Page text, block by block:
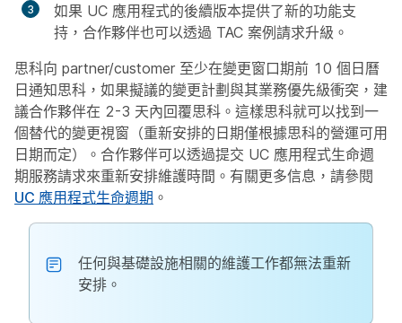
如果 UC 應用程式的後續版本提供了新的功能支
持，合作夥伴也可以透過 TAC 案例請求升級。
思科向 partner/customer 至少在變更窗口期前 10 個日曆
日通知思科，如果擬議的變更計劃與其業務優先級衝突，建
議合作夥伴在 2-3 天內回覆思科。這樣思科就可以找到一
個替代的變更視窗（重新安排的日期僅根據思科的營運可用
日期而定）。合作夥伴可以透過提交 UC 應用程式生命週
期服務請求來重新安排維護時間。有關更多信息，請參閱
UC 應用程式生命週期 。
任何與基礎設施相關的維護工作都無法重新
安排。